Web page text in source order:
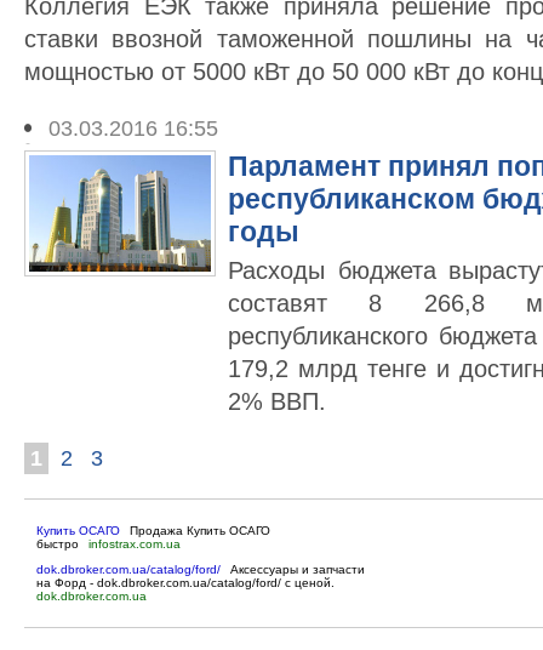
Коллегия ЕЭК также приняла решение
ставки ввозной таможенной пошлины на
мощностью от 5000 кВт до 50 000 кВт до
03.03.2016 16:55
Парламент принял
республиканском
годы
Расходы бюджета
составят 8 266,8
республиканского
179,2 млрд тенге и
2% ВВП.
1 2 3
Купить ОСАГО
Продажа Купить ОСАГО
быстро
infostrax.com.ua
dok.dbroker.com.ua/catalog/ford/
Аксессуары и запчасти
на Форд - dok.dbroker.com.ua/catalog/ford/ c ценой.
dok.dbroker.com.ua